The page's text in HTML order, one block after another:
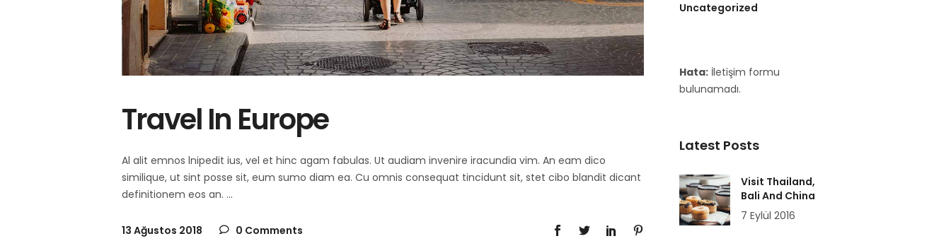
Travel In Europe
Al alit emnos lnipedit ius, vel et hinc agam fabulas. Ut audiam invenire iracundia vim. An eam dico
similique, ut sint posse sit, eum sumo diam ea. Cu omnis consequat tincidunt sit, stet cibo blandit dicant
definitionem eos an.
13 Ağustos 2018 0 Comments
Uncategorized
Hata:İletişim formu
bulunamadı.
Latest Posts
Visit Thailand,
Bali And China
7 Eylül 2016